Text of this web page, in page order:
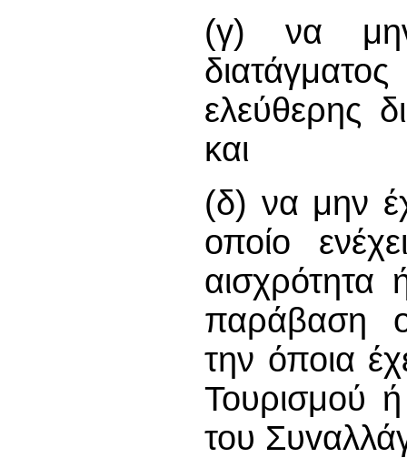
(γ) να μην
ελεύθερης
και
(δ) να μην
οποίο
αισχρότητα
παράβαση
την όποια
Τουρισμού
του